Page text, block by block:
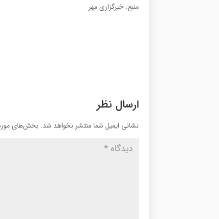
منبع: خبرگزاری مهر
ارسال نظر
نشانی ایمیل شما منتشر نخواهد شد. بخش‌های